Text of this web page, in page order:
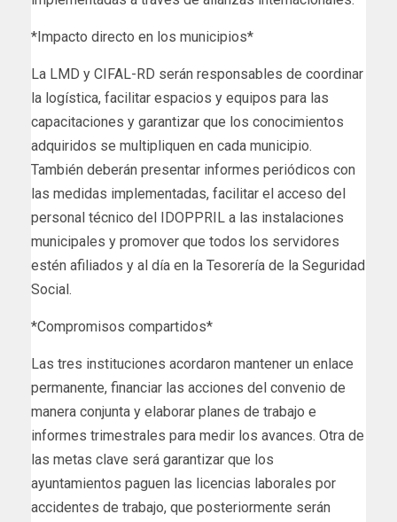
*Impacto directo en los municipios*
La LMD y CIFAL-RD serán responsables de coordinar
la logística, facilitar espacios y equipos para las
capacitaciones y garantizar que los conocimientos
adquiridos se multipliquen en cada municipio.
También deberán presentar informes periódicos con
las medidas implementadas, facilitar el acceso del
personal técnico del IDOPPRIL a las instalaciones
municipales y promover que todos los servidores
estén afiliados y al día en la Tesorería de la Seguridad
Social.
*Compromisos compartidos*
Las tres instituciones acordaron mantener un enlace
permanente, financiar las acciones del convenio de
manera conjunta y elaborar planes de trabajo e
informes trimestrales para medir los avances. Otra de
las metas clave será garantizar que los
ayuntamientos paguen las licencias laborales por
accidentes de trabajo, que posteriormente serán